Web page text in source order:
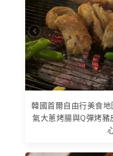
韓國首爾自由行美食
氣大蔥烤腸與Q彈烤